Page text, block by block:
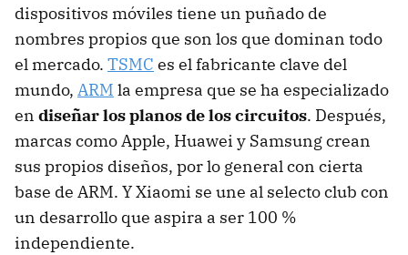
dispositivos móviles tiene un puñado de
nombres propios que son los que dominan todo
el mercado. TSMC es el fabricante clave del
mundo, ARM la empresa que se ha especializado
en diseñar los planos de los circuitos. Después,
marcas como Apple, Huawei y Samsung crean
sus propios diseños, por lo general con cierta
base de ARM. Y Xiaomi se une al selecto club con
un desarrollo que aspira a ser 100 %
independiente.